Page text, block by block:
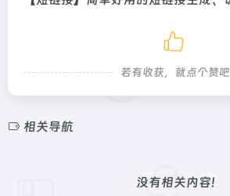
若有收获，就点个赞吧
相关导航
没有相关内容!